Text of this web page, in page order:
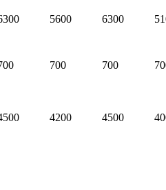
5600 6300
700 700
4200 4500